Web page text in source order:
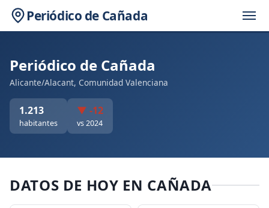
Periódico de Cañada
Periódico de Cañada
Alicante/Alacant, Comunidad Valenciana
1.213
habitantes
▼ -12
vs 2024
DATOS DE HOY EN CAÑADA